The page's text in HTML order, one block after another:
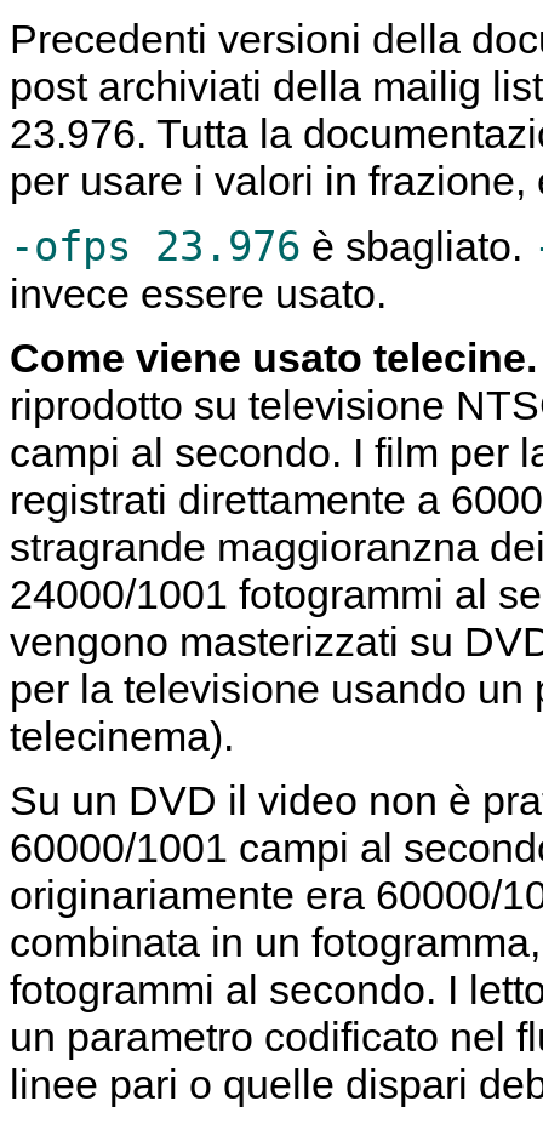
Precedenti versioni della
post archiviati della mailig
23.976. Tutta la
per usare i valori in
-ofps 23.976 è sbagliato.
invece essere usato.
Come viene usato
riprodotto su televisione
campi al secondo. I film per
registrati direttamente a
stragrande maggioranzna
24000/1001 fotogrammi al
vengono masterizzati su
per la televisione usando
telecinema).
Su un DVD il video non è
60000/1001 campi al
originariamente era 60000/
combinata in un
fotogrammi al secondo. I
un parametro codificato nel
linee pari o quelle dispari